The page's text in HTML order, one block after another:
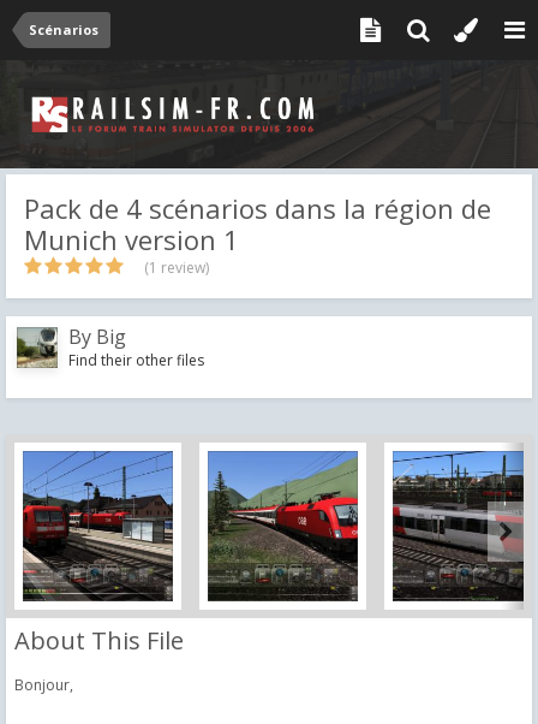
Scénarios
Pack de 4 scénarios dans la région de
Munich version 1
(1 review)
By Big
Find their other files
About This File
Bonjour,